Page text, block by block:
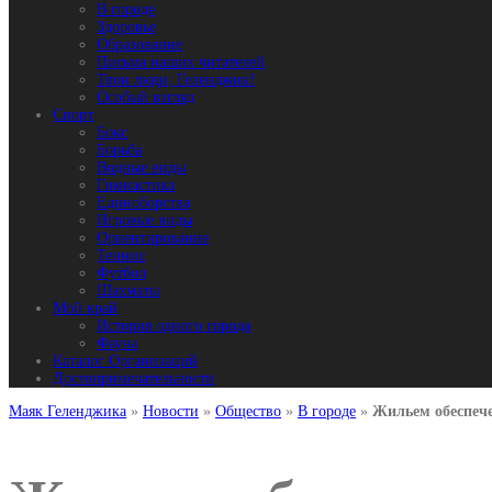
В городе
Здоровье
Образование
Письма наших читателей
Твои люди, Геленджик!
Особый взгляд
Спорт
Бокс
Борьба
Водные виды
Гимнастика
Единоборства
Игровые виды
Ориентирование
Теннис
Футбол
Шахматы
Мой край
История одного города
Фауна
Каталог Организаций
Достопримечательности
Маяк Геленджика » Новости » Общество » В городе » Жильем